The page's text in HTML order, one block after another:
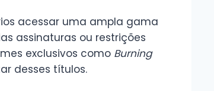
acessar uma ampla gama
assinaturas ou restrições
exclusivos como Burning
desses títulos.